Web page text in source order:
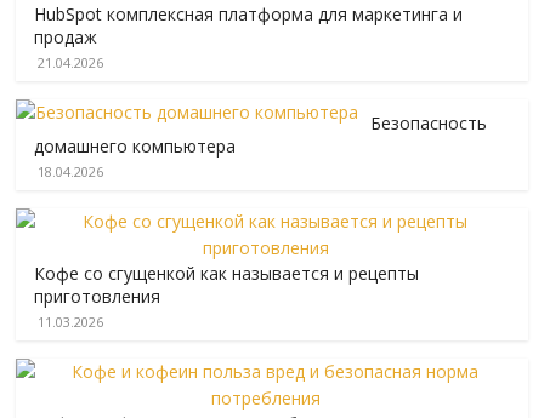
HubSpot комплексная платформа для маркетинга и
продаж
21.04.2026
Безопасность
домашнего компьютера
18.04.2026
Кофе со сгущенкой как называется и рецепты
приготовления
11.03.2026